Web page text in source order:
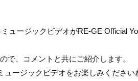
ュージックビデオがRE-GE Official
で、コメントと共にご紹介します。
ージックビデオをお楽しみください